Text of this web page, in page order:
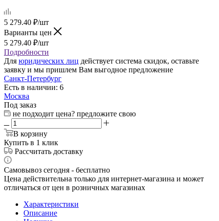
5 279.40 ₽/шт
Варианты цен
5 279.40 ₽/шт
Подробности
Для юридических лиц действует система скидок, оставьте
заявку и мы пришлем Вам выгодное предложение
Санкт-Петербург
Есть в наличии: 6
Москва
Под заказ
не подходит цена? предложите свою
В корзину
Купить в 1 клик
Рассчитать доставку
Самовывоз сегодня - бесплатно
Цена действительна только для интернет-магазина и может
отличаться от цен в розничных магазинах
Характеристики
Описание